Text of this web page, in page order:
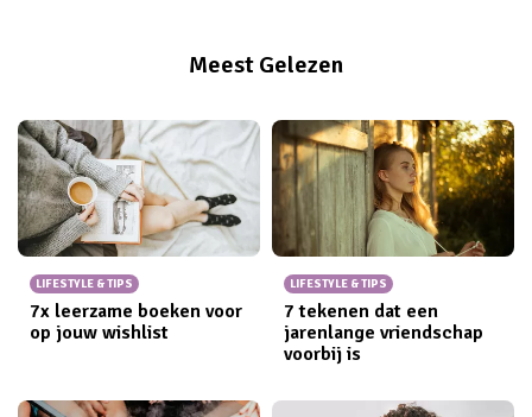
Meest Gelezen
LIFESTYLE & TIPS
7x leerzame boeken voor
op jouw wishlist
LIFESTYLE & TIPS
7 tekenen dat een
jarenlange vriendschap
voorbij is